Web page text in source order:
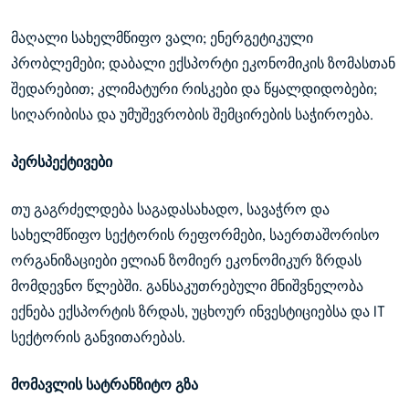
მაღალი სახელმწიფო ვალი; ენერგეტიკული
პრობლემები; დაბალი ექსპორტი ეკონომიკის ზომასთან
შედარებით; კლიმატური რისკები და წყალდიდობები;
სიღარიბისა და უმუშევრობის შემცირების საჭიროება.
პერსპექტივები
თუ გაგრძელდება საგადასახადო, სავაჭრო და
სახელმწიფო სექტორის რეფორმები, საერთაშორისო
ორგანიზაციები ელიან ზომიერ ეკონომიკურ ზრდას
მომდევნო წლებში. განსაკუთრებული მნიშვნელობა
ექნება ექსპორტის ზრდას, უცხოურ ინვესტიციებსა და IT
სექტორის განვითარებას.
მომავლის სატრანზიტო გზა